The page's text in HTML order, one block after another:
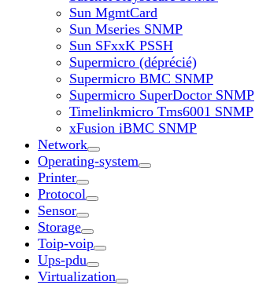
Sun MgmtCard
Sun Mseries SNMP
Sun SFxxK PSSH
Supermicro (déprécié)
Supermicro BMC SNMP
Supermicro SuperDoctor SNMP
Timelinkmicro Tms6001 SNMP
xFusion iBMC SNMP
Network
Operating-system
Printer
Protocol
Sensor
Storage
Toip-voip
Ups-pdu
Virtualization